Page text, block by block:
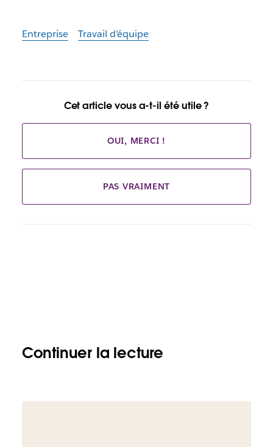
Entreprise Travail d’équipe
Cet article vous a-t-il été utile ?
OUI, MERCI !
PAS VRAIMENT
Continuer la lecture